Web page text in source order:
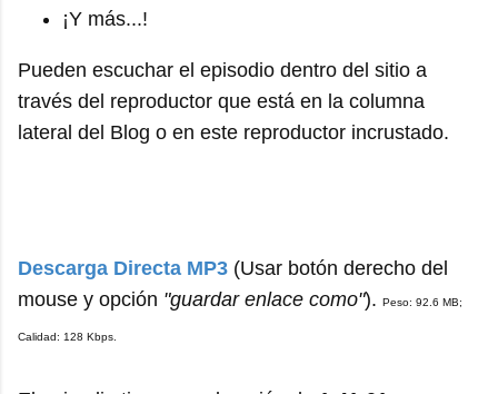
¡Y más...!
Pueden escuchar el episodio dentro del sitio a
través del reproductor que está en la columna
lateral del Blog o en este reproductor incrustado.
Descarga Directa MP3 (Usar botón derecho del
mouse y opción "guardar enlace como"). Peso: 92.6 MB;
Calidad: 128 Kbps.